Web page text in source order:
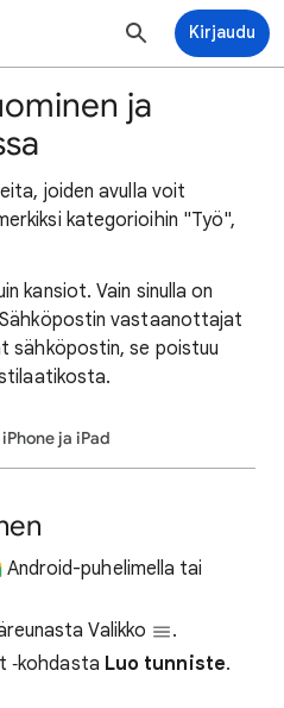
Kirjaudu
ja
joiden avulla voit
kategorioihin "Työ",
kansiot. Vain sinulla on
vastaanottajat
sähköpostin, se poistuu
iPhone ja iPad
Android-puhelimella tai
Valikko
.
‑kohdasta Luo tunniste.